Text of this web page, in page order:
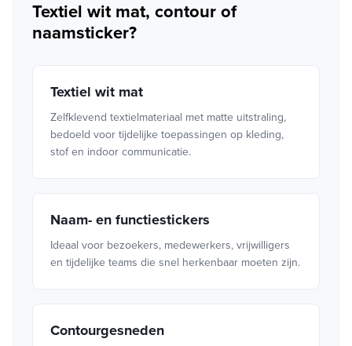
Textiel wit mat, contour of
naamsticker?
Textiel wit mat
Zelfklevend textielmateriaal met matte uitstraling,
bedoeld voor tijdelijke toepassingen op kleding,
stof en indoor communicatie.
Naam- en functiestickers
Ideaal voor bezoekers, medewerkers, vrijwilligers
en tijdelijke teams die snel herkenbaar moeten zijn.
Contourgesneden